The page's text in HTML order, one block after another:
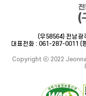
(우58564) 전남광
대표전화 : 061-287-0011 (
Copyright ⓒ 2022